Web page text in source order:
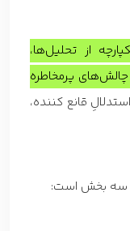
از تحلیل‌ها،
پرمخاطره
قانع کننده،
سه بخش است: